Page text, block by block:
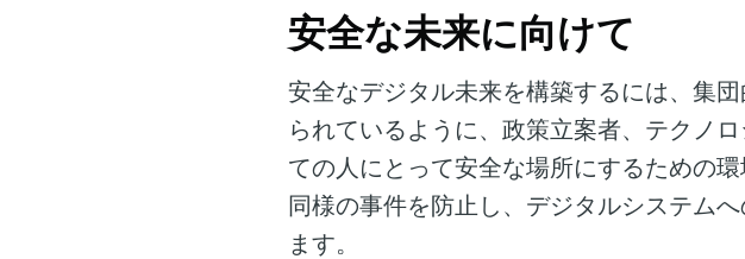
安全な未来に向けて
安全なデジタル未来を構築するには、集団
られているように、政策立案者、テクノ
ての人にとって安全な場所にするための
同様の事件を防止し、デジタルシステム
ます。